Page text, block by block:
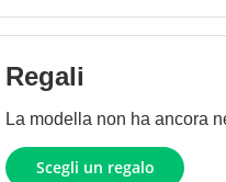
Regali
La modella non ha ancora
Scegli un regalo